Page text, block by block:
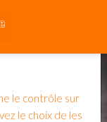
le contrôle sur
le choix de les